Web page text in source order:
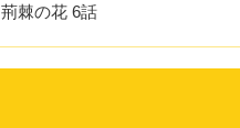
荊棘の花 6話